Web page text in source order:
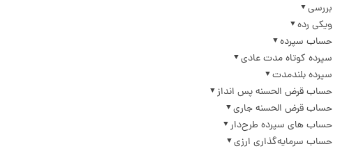
بررسی
ویکی رده
حساب سپرده
سپرده کوتاه مدت عادی
سپرده بلندمدت
حساب قرض الحسنه پس انداز
حساب قرض الحسنه جاری
حساب های سپرده طرح‌دار
حساب سرمایه‌گذاری ارزی